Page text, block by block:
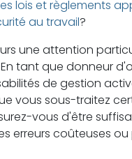
lois et règlements
au travail?
une attention
tant que donneur
de gestion
vous sous-traitez
vous d'être
erreurs coûteuses